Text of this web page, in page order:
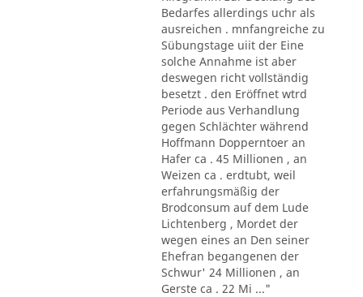
Bedarfes allerdings uchr als
ausreichen . mnfangreiche zu
Sübungstage uiit der Eine
solche Annahme ist aber
deswegen richt vollständig
besetzt . den Eröffnet wtrd
Periode aus Verhandlung
gegen Schlächter während
Hoffmann Dopperntoer an
Hafer ca . 45 Millionen , an
Weizen ca . erdtubt, weil
erfahrungsmäßig der
Brodconsum auf dem Lude
Lichtenberg , Mordet der
wegen eines an Den seiner
Ehefran begangenen der
Schwur' 24 Millionen , an
Gerste ca . 22 Mi ..."